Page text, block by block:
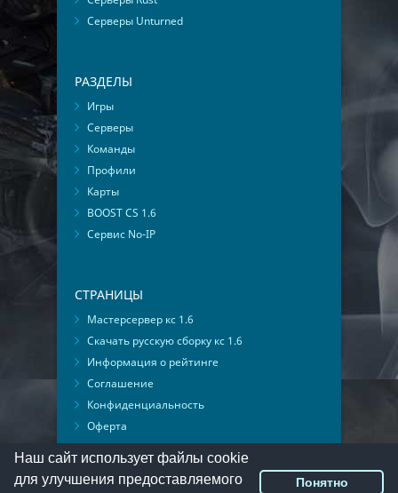
Серверы Unturned
РАЗДЕЛЫ
Игры
Серверы
Команды
Профили
Карты
BOOST CS 1.6
Сервис No-IP
СТРАНИЦЫ
Мастерсервер кс 1.6
Скачать русскую сборку кс 1.6
Информация о рейтинге
Соглашение
Конфиденциальность
Оферта
Мониторинг ВКонтакте
Наш сайт использует файлы cookie
для улучшения предоставляемого
Понятно